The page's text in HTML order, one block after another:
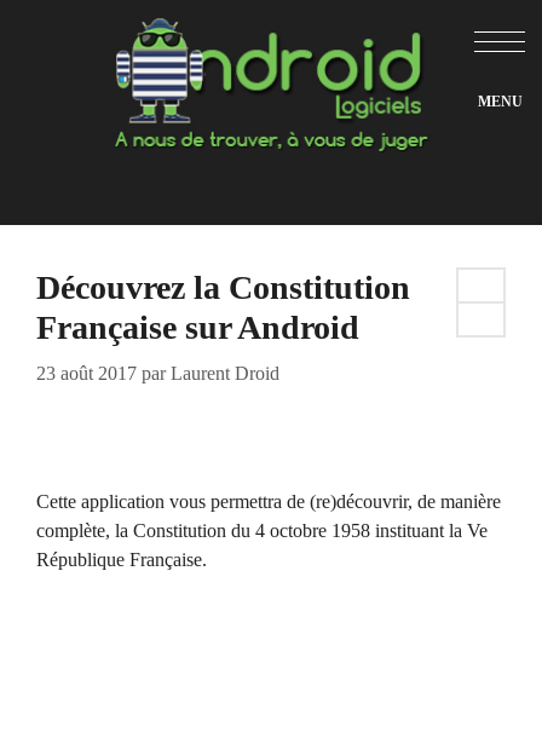
Découvrez la Constitution
Française sur Android
23 août 2017 parLaurent Droid
Cette application vous permettra de (re)découvrir, de manière
complète, la Constitution du 4 octobre 1958 instituant la Ve
République Française.